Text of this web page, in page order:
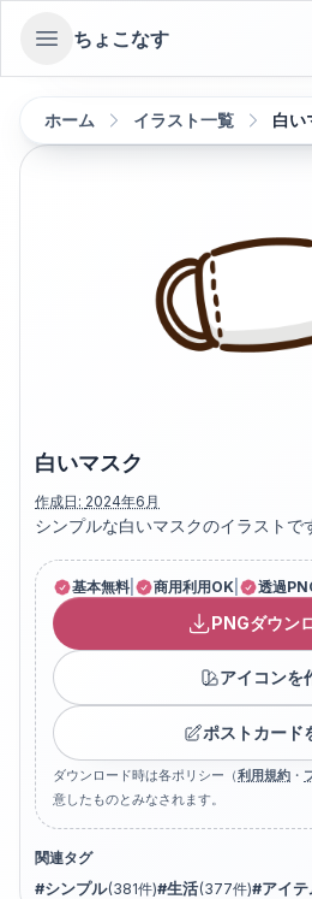
Open sidebar
ちょこなす
ホーム イラスト一覧 白い
白いマスク
作成日: 2024年6月
シンプルな白いマスクのイラストで
基本無料 商用利用OK 透過
PNGダウン
アイコンを
ポストカード
ダウンロード時は各ポリシー（利用規約 ・
意したものとみなされます。
関連タグ
#シンプル(381件)#生活(377件)#アイテ